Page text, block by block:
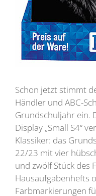
Schon jetzt stimmt
Händler und ABC-
Grundschuljahr ein.
Display „Small S4“
Klassiker: das
22/23 mit vier
und zwölf Stück des
Hausaufgabenhefts
Farbmarkierungen